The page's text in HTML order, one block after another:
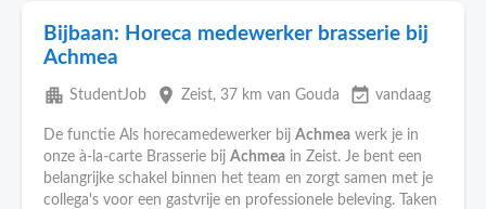
Bijbaan: Horeca medewerker brasserie bij
Achmea
apartment StudentJob place Zeist, 37 km van Gouda event_available vandaag
De functie Als horecamedewerker bij Achmea werk je in
onze à-la-carte Brasserie bij Achmea in Zeist. Je bent een
belangrijke schakel binnen het team en zorgt samen met je
collega's voor een gastvrije en professionele beleving. Taken